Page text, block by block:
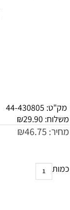
מק"ט: 44-430805
משלוח:
₪29.90
מחיר: ₪46.75
כמות